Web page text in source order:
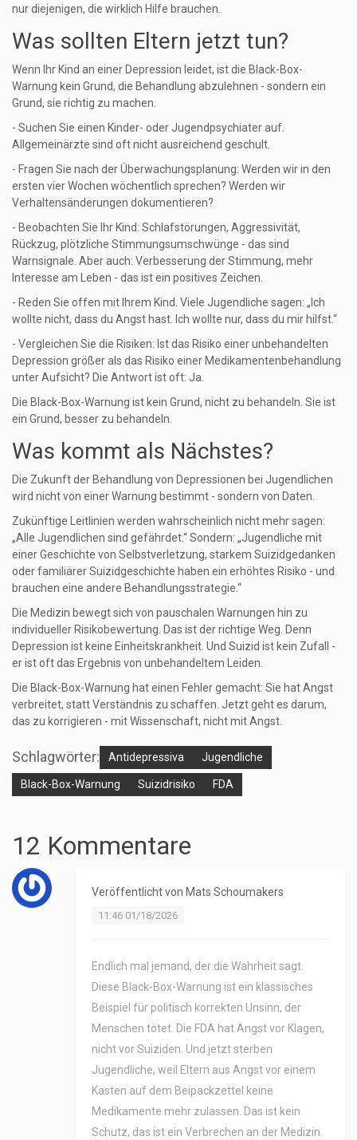
nur diejenigen, die wirklich Hilfe brauchen.
Was sollten Eltern jetzt tun?
Wenn Ihr Kind an einer Depression leidet, ist die Black-Box-
Warnung kein Grund, die Behandlung abzulehnen - sondern ein
Grund, sie richtig zu machen.
- Suchen Sie einen Kinder- oder Jugendpsychiater auf.
Allgemeinärzte sind oft nicht ausreichend geschult.
- Fragen Sie nach der Überwachungsplanung: Werden wir in den
ersten vier Wochen wöchentlich sprechen? Werden wir
Verhaltensänderungen dokumentieren?
- Beobachten Sie Ihr Kind: Schlafstörungen, Aggressivität,
Rückzug, plötzliche Stimmungsumschwünge - das sind
Warnsignale. Aber auch: Verbesserung der Stimmung, mehr
Interesse am Leben - das ist ein positives Zeichen.
- Reden Sie offen mit Ihrem Kind. Viele Jugendliche sagen: „Ich
wollte nicht, dass du Angst hast. Ich wollte nur, dass du mir hilfst.“
- Vergleichen Sie die Risiken: Ist das Risiko einer unbehandelten
Depression größer als das Risiko einer Medikamentenbehandlung
unter Aufsicht? Die Antwort ist oft: Ja.
Die Black-Box-Warnung ist kein Grund, nicht zu behandeln. Sie ist
ein Grund, besser zu behandeln.
Was kommt als Nächstes?
Die Zukunft der Behandlung von Depressionen bei Jugendlichen
wird nicht von einer Warnung bestimmt - sondern von Daten.
Zukünftige Leitlinien werden wahrscheinlich nicht mehr sagen:
„Alle Jugendlichen sind gefährdet.“ Sondern: „Jugendliche mit
einer Geschichte von Selbstverletzung, starkem Suizidgedanken
oder familiärer Suizidgeschichte haben ein erhöhtes Risiko - und
brauchen eine andere Behandlungsstrategie.“
Die Medizin bewegt sich von pauschalen Warnungen hin zu
individueller Risikobewertung. Das ist der richtige Weg. Denn
Depression ist keine Einheitskrankheit. Und Suizid ist kein Zufall -
er ist oft das Ergebnis von unbehandeltem Leiden.
Die Black-Box-Warnung hat einen Fehler gemacht: Sie hat Angst
verbreitet, statt Verständnis zu schaffen. Jetzt geht es darum,
das zu korrigieren - mit Wissenschaft, nicht mit Angst.
Schlagwörter: Antidepressiva Jugendliche
Black-Box-Warnung Suizidrisiko FDA
12 Kommentare
Veröffentlicht von Mats Schoumakers
11:46 01/18/2026
Endlich mal jemand, der die Wahrheit sagt.
Diese Black-Box-Warnung ist ein klassisches
Beispiel für politisch korrekten Unsinn, der
Menschen tötet. Die FDA hat Angst vor Klagen,
nicht vor Suiziden. Und jetzt sterben
Jugendliche, weil Eltern aus Angst vor einem
Kasten auf dem Beipackzettel keine
Medikamente mehr zulassen. Das ist kein
Schutz, das ist ein Verbrechen an der Medizin.